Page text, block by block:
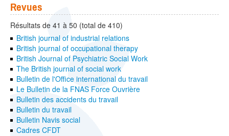
?
Revues
Résultats de 41 à 50 (total de 410)
British journal of industrial relations
British journal of occupational therapy
British Journal of Psychiatric Social Work
The British journal of social work
Bulletin de l'Office international du travail
Le Bulletin de la FNAS Force Ouvrière
Bulletin des accidents du travail
Bulletin du travail
Bulletin Navis social
Cadres CFDT